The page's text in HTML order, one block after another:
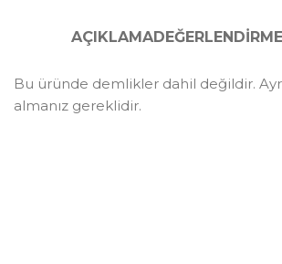
AÇIKLAMA
Bu üründe demlikler dahil değildir.
almanız gereklidir.